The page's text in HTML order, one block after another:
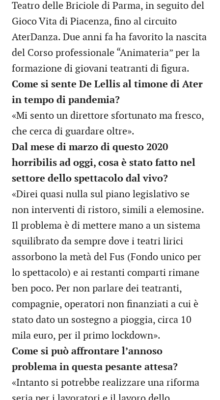
Teatro delle Briciole di Parma, in seguito del
Gioco Vita di Piacenza, fino al circuito
AterDanza. Due anni fa ha favorito la nascita
del Corso professionale “Animateria” per la
formazione di giovani teatranti di figura.
Come si sente De Lellis al timone di Ater
in tempo di pandemia?
«Mi sento un direttore sfortunato ma fresco,
che cerca di guardare oltre».
Dal mese di marzo di questo 2020
horribilis ad oggi, cosa è stato fatto nel
settore dello spettacolo dal vivo?
«Direi quasi nulla sul piano legislativo se
non interventi di ristoro, simili a elemosine.
Il problema è di mettere mano a un sistema
squilibrato da sempre dove i teatri lirici
assorbono la metà del Fus (Fondo unico per
lo spettacolo) e ai restanti comparti rimane
ben poco. Per non parlare dei teatranti,
compagnie, operatori non finanziati a cui è
stato dato un sostegno a pioggia, circa 10
mila euro, per il primo lockdown».
Come si può affrontare l’annoso
problema in questa pesante attesa?
«Intanto si potrebbe realizzare una riforma